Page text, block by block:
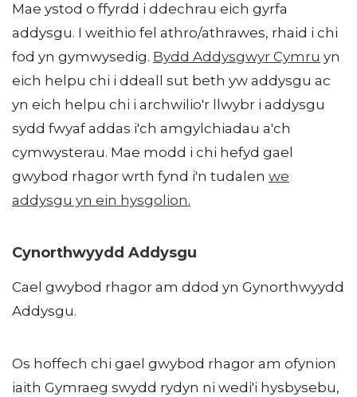
Mae ystod o ffyrdd i ddechrau eich gyrfa
addysgu. I weithio fel athro/athrawes, rhaid i chi
fod yn gymwysedig. Bydd Addysgwyr Cymru yn
eich helpu chi i ddeall sut beth yw addysgu ac
yn eich helpu chi i archwilio'r llwybr i addysgu
sydd fwyaf addas i'ch amgylchiadau a'ch
cymwysterau. Mae modd i chi hefyd gael
gwybod rhagor wrth fynd i'n tudalen we
addysgu yn ein hysgolion.
Cynorthwyydd Addysgu
Cael gwybod rhagor am ddod yn Gynorthwyydd
Addysgu.
Os hoffech chi gael gwybod rhagor am ofynion
iaith Gymraeg swydd rydyn ni wedi'i hysbysebu,